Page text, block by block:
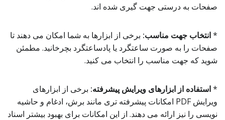
صفحات به درستی جهت گیری شده اند.
*انتخاب جهت مناسب: برخی از ابزارها به شما امکان می دهند تا
صفحات را به صورت ساعتگرد یا پادساعتگرد بچرخانید. مطمئن
شوید که جهت مناسب را انتخاب می کنید.
*استفاده از ابزارهای ویرایش پیشرفته: برخی از ابزارهای
ویرایش PDF امکانات پیشرفته تری مانند برش، ادغام و حاشیه
نویسی را نیز ارائه می دهند. از این امکانات برای بهبود بیشتر اسناد